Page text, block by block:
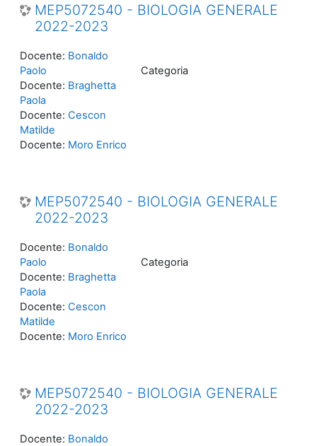
MEP5072540 - BIOLOGIA GENERALE
2022-2023
Categoria
Docente: Bonaldo
Paolo
Docente: Braghetta
Paola
Docente: Cescon
Matilde
Docente: Moro Enrico
MEP5072540 - BIOLOGIA GENERALE
2022-2023
Categoria
Docente: Bonaldo
Paolo
Docente: Braghetta
Paola
Docente: Cescon
Matilde
Docente: Moro Enrico
MEP5072540 - BIOLOGIA GENERALE
2022-2023
Docente: Bonaldo